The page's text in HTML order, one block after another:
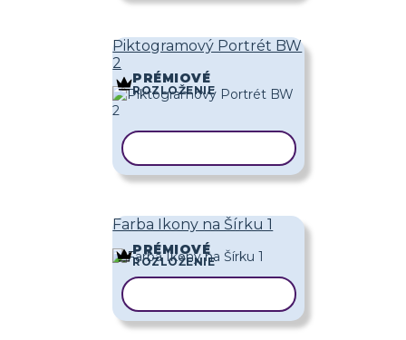
Piktogramový Portrét BW
2
PRÉMIOVÉ
ROZLOŽENIE
Farba Ikony na Šírku 1
PRÉMIOVÉ
ROZLOŽENIE